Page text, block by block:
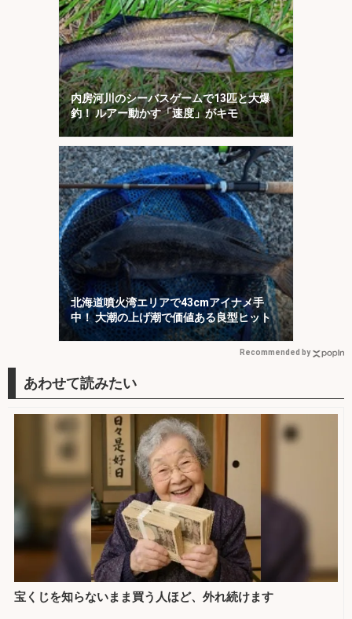
内房河川のシーバスゲームで13匹と大爆
釣！ ルアー動かす「速度」がキモ
北海道噴火湾エリアで43cmアイナメ手
中！ 大潮の上げ潮で価値ある良型ヒット
Recommended by
宝くじを知らないまま買う人ほど、外れ続けます